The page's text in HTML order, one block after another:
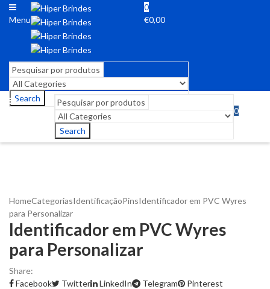
Menu
0
€0,00
Search
Search
0
HomeCategoriasIdentificaçãoPinsIdentificador em PVC Wyres
para Personalizar
Identificador em PVC Wyres
para Personalizar
Share:
Facebook
Twitter LinkedIn Telegram
Pinterest